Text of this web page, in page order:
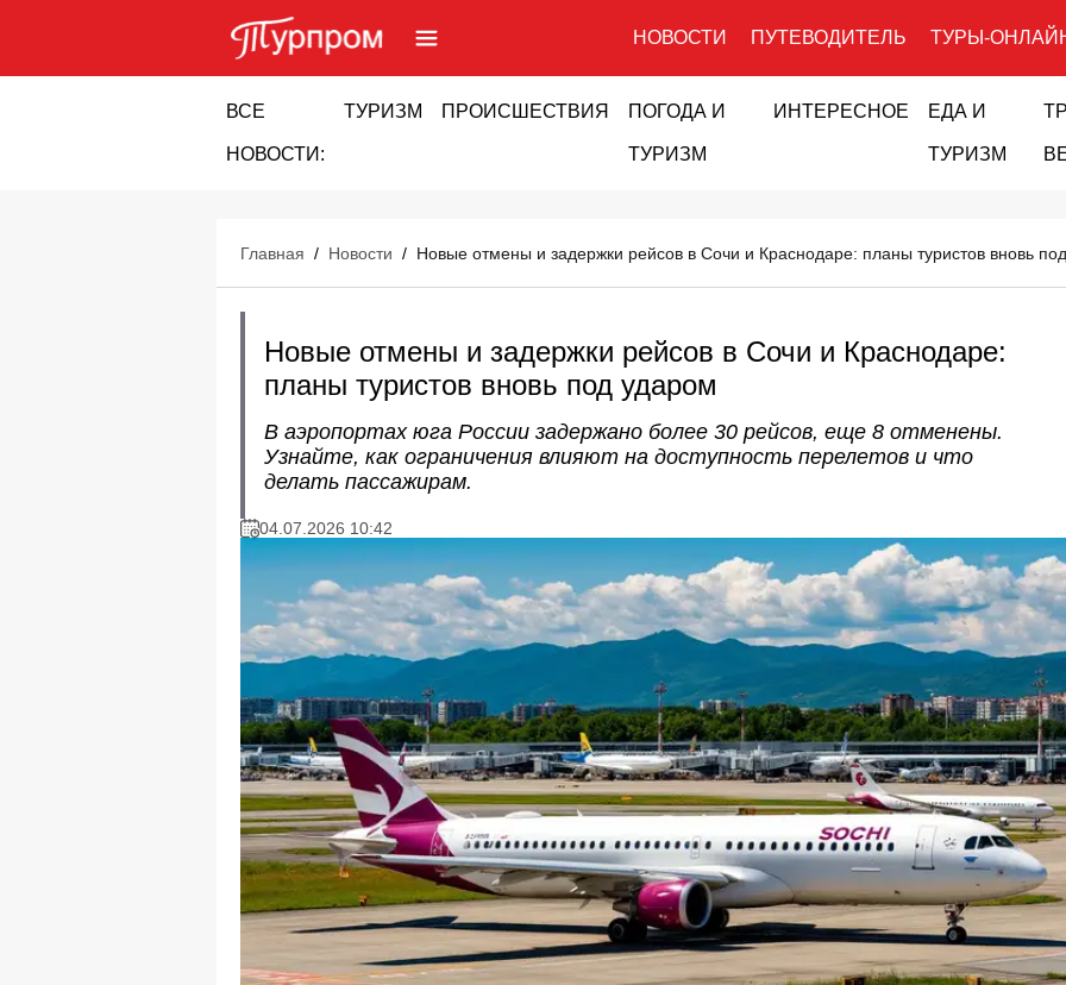
НОВОСТИ ПУТЕВОДИТЕЛЬ ТУРЫ-
ВСЕ
НОВОСТИ:
ТУРИЗМ ПРОИСШЕСТВИЯ ПОГОДА И
ТУРИЗМ
ИНТЕРЕСНОЕ ЕДА И
ТУРИЗМ
Главная / Новости / Новые отмены и задержки рейсов в Сочи и Краснодаре: планы туристов вновь
Новые отмены и задержки рейсов в Сочи и Краснодаре:
планы туристов вновь под ударом
В аэропортах юга России задержано более 30 рейсов, еще 8 отменены.
Узнайте, как ограничения влияют на доступность перелетов и что
делать пассажирам.
04.07.2026 10:42